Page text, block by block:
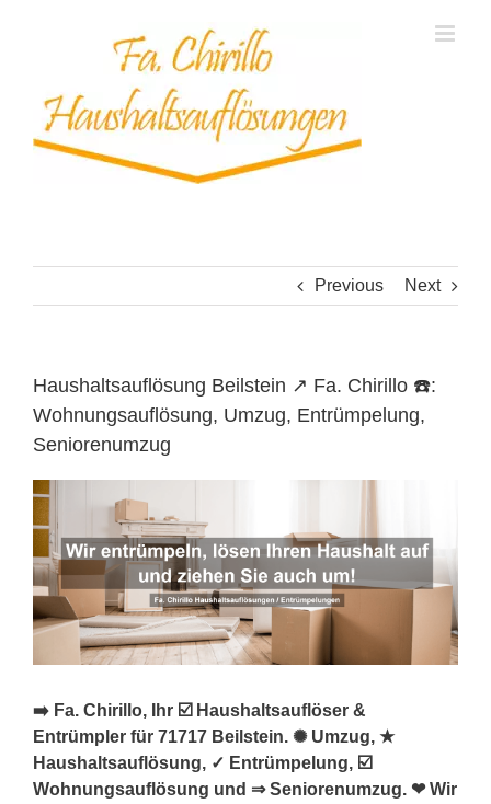
Previous Next
Haushaltsauflösung Beilstein ↗️ Fa. Chirillo ☎️:
Wohnungsauflösung, Umzug, Entrümpelung,
Seniorenumzug
➡️ Fa. Chirillo, Ihr ☑️ Haushaltsauflöser &
Entrümpler für 71717 Beilstein. ✺ Umzug, ★
Haushaltsauflösung, ✓ Entrümpelung, ☑️
Wohnungsauflösung und ⇒ Seniorenumzug. ❤ Wir